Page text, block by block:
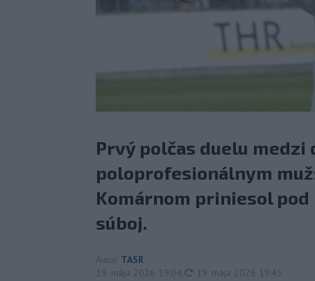
Prvý polčas duelu
poloprofesionálnym
Komárnom priniesol
súboj.
Autor TASR
19. mája 2026 19:04
aktualizované
19. mája 2026 19:45